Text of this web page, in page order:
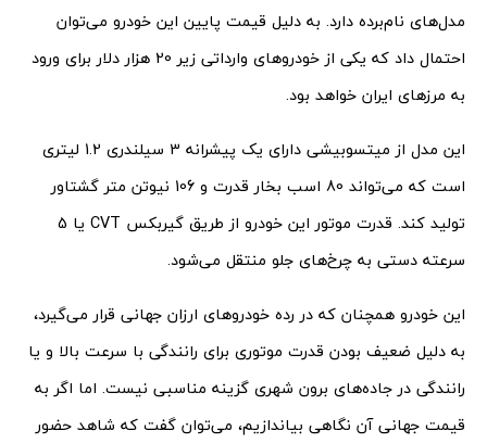
مدل‌های نام‌برده دارد. به دلیل قیمت پایین این خودرو می‌توان
احتمال داد که یکی از خودروهای وارداتی زیر 20 هزار دلار برای ورود
به مرزهای ایران خواهد بود.
این مدل از میتسوبیشی دارای یک پیشرانه 3 سیلندری 1.2 لیتری
است که می‌تواند 80 اسب بخار قدرت و 106 نیوتن متر گشتاور
تولید کند. قدرت موتور این خودرو از طریق گیربکس CVT یا 5
سرعته دستی به چرخ‌های جلو منتقل می‌شود.
این خودرو همچنان که در رده خودروهای ارزان جهانی قرار می‌گیرد،
به دلیل ضعیف بودن قدرت موتوری برای رانندگی با سرعت بالا و یا
رانندگی در جاده‌های برون شهری گزینه مناسبی نیست. اما اگر به
قیمت جهانی آن نگاهی بیاندازیم، می‌توان گفت که شاهد حضور